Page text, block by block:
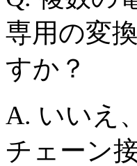
専用の変
すか？
A. いいえ
チェーン